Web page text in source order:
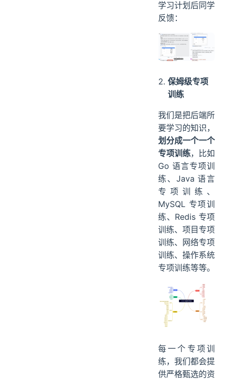
学习计划后同学
反馈：
保姆级专项
训练
我们是把后端所
要学习的知识，
划分成一个一个
专项训练，比如
Go 语言专项训
练、Java 语言
专项训练、
MySQL 专项训
练、Redis 专项
训练、项目专项
训练、网络专项
训练、操作系统
专项训练等等。
每一个专项训
练，我们都会提
供严格甄选的资